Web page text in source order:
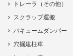
トレーラ（その他）
スクラップ運搬
バキュームダンパー
穴掘建柱車